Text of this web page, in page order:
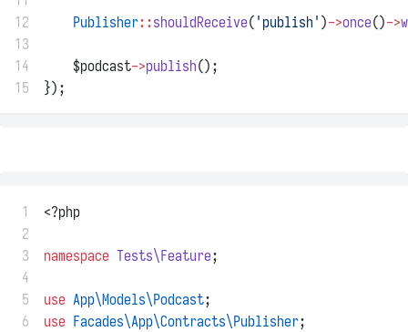
12
Publisher::shouldReceive( 'publish' )->once()->
13
14
    $podcast
->publish();
15
});
1
<?php
2
3
namespace Tests\Feature;
4
5
use App\Models\Podcast;
6
use Facades\App\Contracts\Publisher;